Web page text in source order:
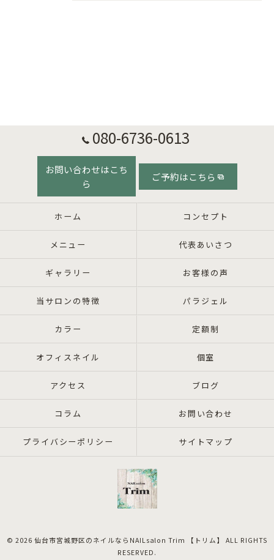
080-6736-0613
お問い合わせはこち
ら
ご予約はこちら
ホーム コンセプト
メニュー 代表あいさつ
ギャラリー お客様の声
当サロンの特徴 パラジェル
カラー 定額制
オフィスネイル 個室
アクセス ブログ
コラム お問い合わせ
プライバシーポリシー サイトマップ
© 2026 仙台市宮城野区のネイルならNAILsalon Trim 【トリム】 ALL RIGHTS
RESERVED.